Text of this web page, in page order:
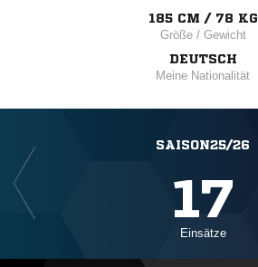
185 CM / 78 KG
Größe / Gewicht
DEUTSCH
Meine Nationalität
SAISON25/26
17
Einsätze